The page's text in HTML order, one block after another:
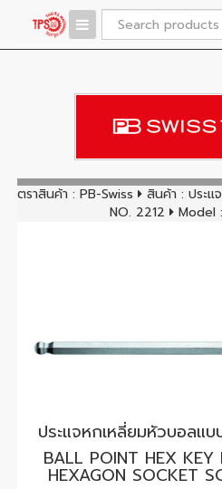
ตราสินค้า : PB-Swiss สินค้า : ประ
NO. 2212 Model :
ประแจหกเหลี่ยมหัวบอลแ
BALL POINT HEX KEY
HEXAGON SOCKET